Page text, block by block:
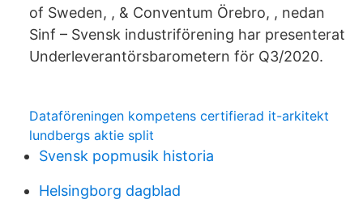
of Sweden, , & Conventum Örebro, , nedan
Sinf – Svensk industriförening har presenterat
Underleverantörsbarometern för Q3/2020.
Dataföreningen kompetens certifierad it-arkitekt
lundbergs aktie split
Svensk popmusik historia
Helsingborg dagblad